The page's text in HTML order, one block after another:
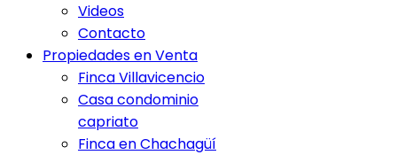
Videos
Contacto
Propiedades en Venta
Finca Villavicencio
Casa condominio
capriato
Finca en Chachagüí